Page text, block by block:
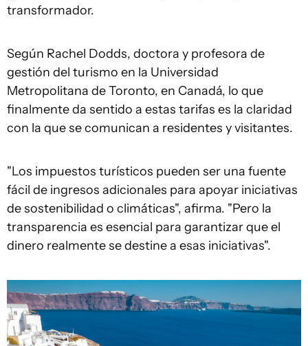
transformador.
Según Rachel Dodds, doctora y profesora de
gestión del turismo en la Universidad
Metropolitana de Toronto, en Canadá, lo que
finalmente da sentido a estas tarifas es la claridad
con la que se comunican a residentes y visitantes.
"Los impuestos turísticos pueden ser una fuente
fácil de ingresos adicionales para apoyar iniciativas
de sostenibilidad o climáticas", afirma. "Pero la
transparencia es esencial para garantizar que el
dinero realmente se destine a esas iniciativas".